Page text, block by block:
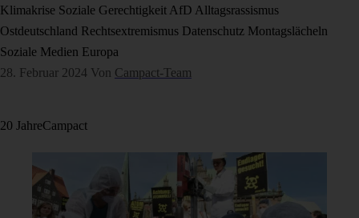
Klimakrise Soziale Gerechtigkeit AfD Alltagsrassismus
Ostdeutschland Rechtsextremismus Datenschutz Montagslächeln
Soziale Medien Europa
28. Februar 2024 Von Campact-Team
20 JahreCampact